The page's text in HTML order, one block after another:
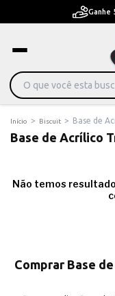
Ganhe
Início > Biscuit > Base de
Base de Acrílico
Não temos
Comprar Base